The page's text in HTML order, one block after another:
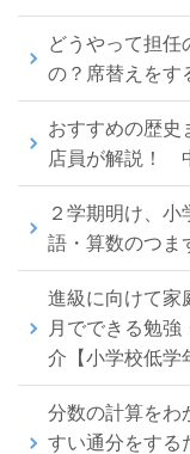
どうやって担任
の？席替えをす
おすすめの歴
店員が解説！
２学期明け、小
語・算数のつま
進級に向けて家
月でできる勉強
介【小学校低学
分数の計算をわ
すい通分をする